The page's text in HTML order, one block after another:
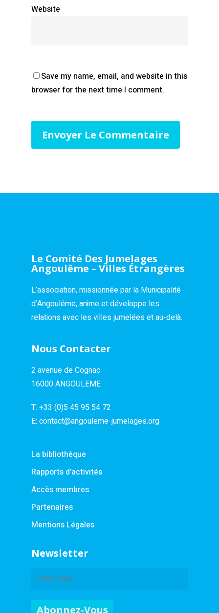
Website
Save my name, email, and website in this
browser for the next time I comment.
Le Comité Des Jumelages
Angoulême – Villes Étrangères
L’association, missionnée par la Municipalité
d’Angoulême, anime et développe les
relations avec les villes jumelées et au-delà.
Nous Contacter
2 avenue de Cognac
16000 ANGOULEME
T: +33 (0)5 45 95 54 72
E: contact@angouleme-jumelages.org
La bibliothèque
Rapports d’activités
Accès membres
Partenaires
Mentions Légales
Newsletter